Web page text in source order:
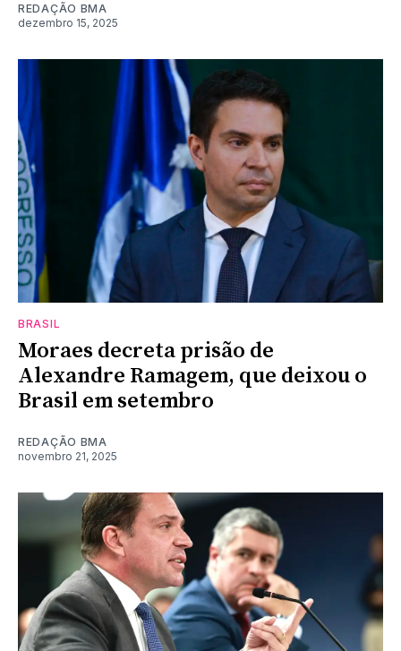
REDAÇÃO BMA
dezembro 15, 2025
BRASIL
Moraes decreta prisão de
Alexandre Ramagem, que deixou o
Brasil em setembro
REDAÇÃO BMA
novembro 21, 2025